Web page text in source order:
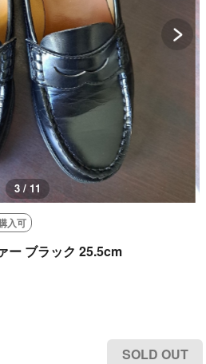
3 / 11
入可
ー ブラック 25.5cm
SOLD OUT